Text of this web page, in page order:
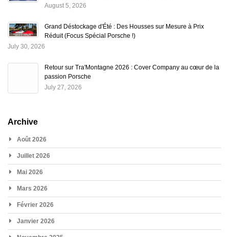
August 5, 2026
Grand Déstockage d'Été : Des Housses sur Mesure à Prix
Réduit (Focus Spécial Porsche !)
July 30, 2026
Retour sur Tra'Montagne 2026 : Cover Company au cœur de la
passion Porsche
July 27, 2026
Archive
Août 2026
Juillet 2026
Mai 2026
Mars 2026
Février 2026
Janvier 2026